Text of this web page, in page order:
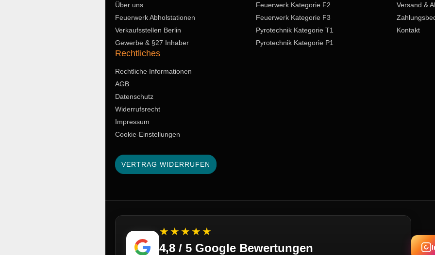
Über uns
Feuerwerk Abholstationen
Verkaufsstellen Berlin
Gewerbe & §27 Inhaber
Feuerwerk Kategorie F2
Feuerwerk Kategorie F3
Pyrotechnik Kategorie T1
Pyrotechnik Kategorie P1
Versand &
Kontakt
Rechtliches
Rechtliche Informationen
AGB
Datenschutz
Widerrufsrecht
Impressum
Cookie-Einstellungen
VERTRAG WIDERRUFEN
★★★★★
4,8 / 5 Google Bewertungen